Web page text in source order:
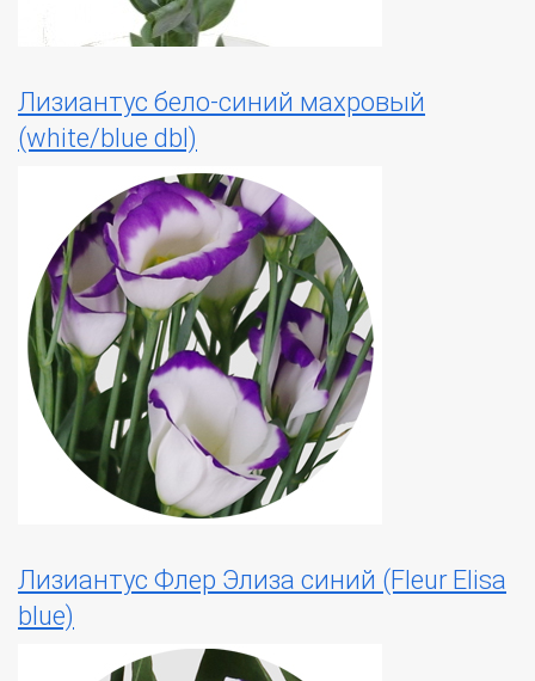
Лизиантус бело-синий махровый
(white/blue dbl)
Лизиантус Флер Элиза синий (Fleur Elisa
blue)